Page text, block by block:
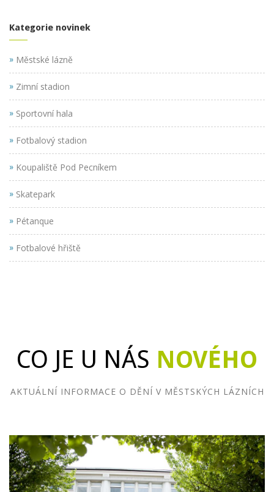
Kategorie novinek
» Městské lázně
» Zimní stadion
» Sportovní hala
» Fotbalový stadion
» Koupaliště Pod Pecníkem
» Skatepark
» Pétanque
» Fotbalové hřiště
CO JE U NÁS NOVÉHO
AKTUÁLNÍ INFORMACE O DĚNÍ V MĚSTSKÝCH LÁZNÍCH